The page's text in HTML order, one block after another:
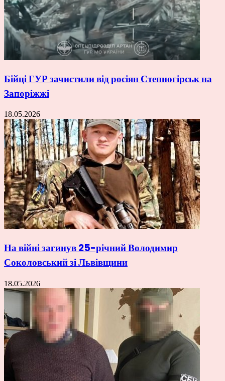
Бійці ГУР зачистили від росіян Степногірськ на
Запоріжжі
18.05.2026
На війні загинув 25-річний Володимир
Соколовський зі Львівщини
18.05.2026